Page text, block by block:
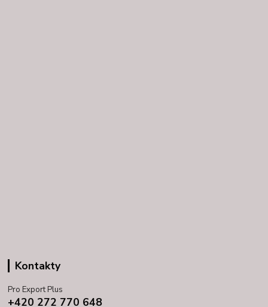
Kontakty
Pro Export Plus
+420 272 770 648